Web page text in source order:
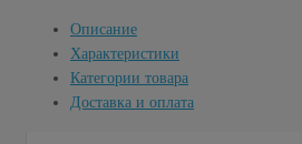
Описание
Характеристики
Категории товара
Доставка и оплата